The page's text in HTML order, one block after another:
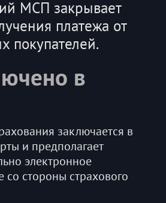
МСП закрывает
платежа от
покупателей.
в
заключается в
и предполагает
электронное
со стороны страхового